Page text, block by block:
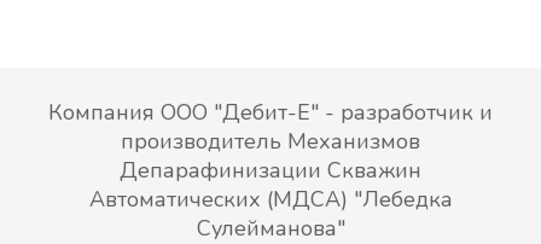
Компания ООО "Дебит-Е" - разработчик и
производитель Механизмов
Депарафинизации Скважин
Автоматических (МДСА) "Лебедка
Сулейманова"